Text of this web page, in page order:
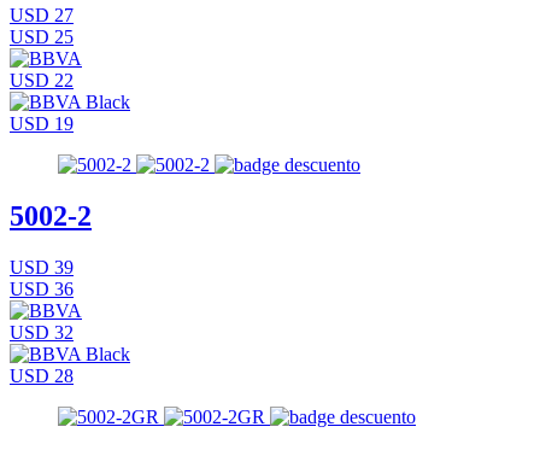
USD 27
USD 25
USD 22
USD 19
5002-2
USD 39
USD 36
USD 32
USD 28